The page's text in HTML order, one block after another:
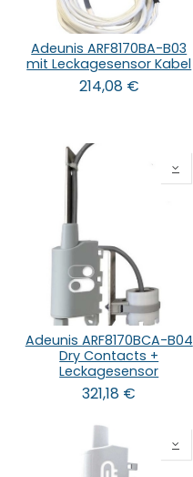
Adeunis ARF8170BA-B03
mit Leckagesensor Kabel
214,08€
Adeunis ARF8170BCA-B04
Dry Contacts +
Leckagesensor
321,18 €